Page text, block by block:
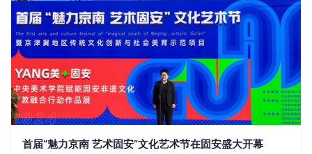
首届“魅力京南 艺术固安”文化艺术节在固安盛大开幕